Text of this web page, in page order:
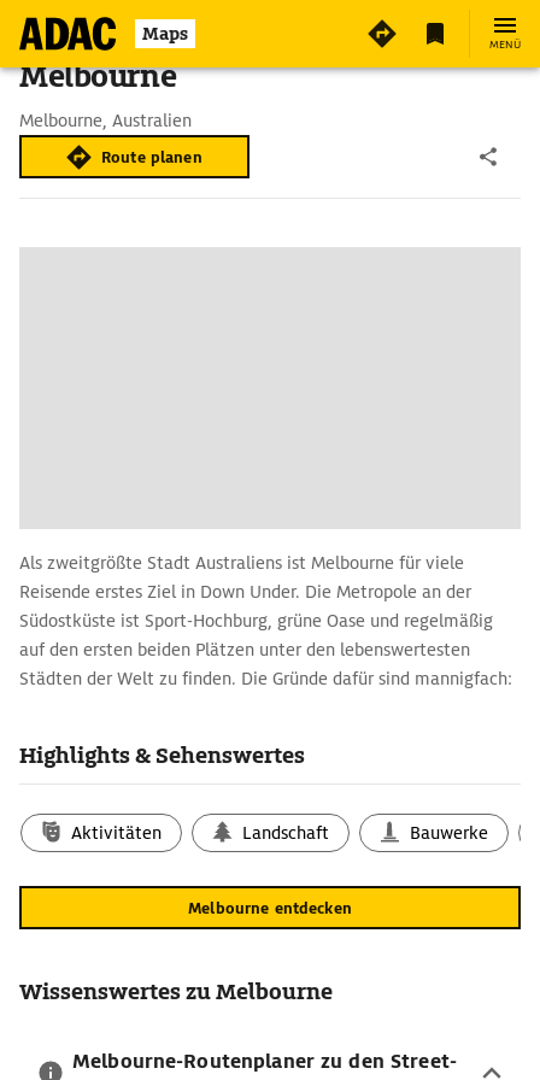
Maps MENÜ
Melbourne
Melbourne, Australien
Route planen
Als zweitgrößte Stadt Australiens ist Melbourne für viele
Reisende erstes Ziel in Down Under. Die Metropole an der
Südostküste ist Sport-Hochburg, grüne Oase und regelmäßig
auf den ersten beiden Plätzen unter den lebenswertesten
Städten der Welt zu finden. Die Gründe dafür sind mannigfach:
nur einige davon. Und Melbourne hat ein ehrgeiziges Ziel, das
alltägliche Einrichtungen wie Shops, Unterhaltung und
Grünflächen von allen Einheimischen innerhalb von maximal 15
Minuten erreicht werden.
Melbourne-Reisetipps: die besten
Wer Melbourne als Urlaubsziel im Blick hat, sollte einige
neogotische St. Pauls Cathedral, Sitz des anglikanischen
Highlights & Sehenswertes
Aktivitäten Landschaft Bauwerke
Melbourne entdecken
Wissenswertes zu Melbourne
Melbourne-Routenplaner zu den Street-